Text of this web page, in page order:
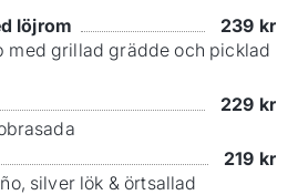
löjrom
239 kr
med grillad grädde och picklad
229 kr
219 kr
silver lök & örtsallad